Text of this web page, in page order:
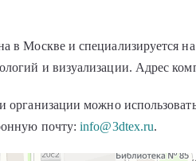
в Москве и специализируется
и визуализации. Адрес
организации можно
почту:info@3dtex.ru.